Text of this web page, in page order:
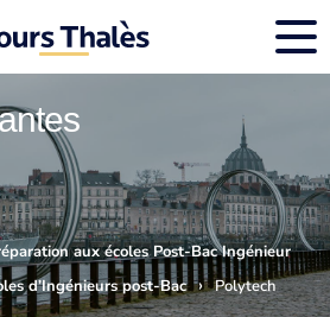
aux écoles Post-Bac Ingénieur
d’Ingénieurs post-Bac › Polytech